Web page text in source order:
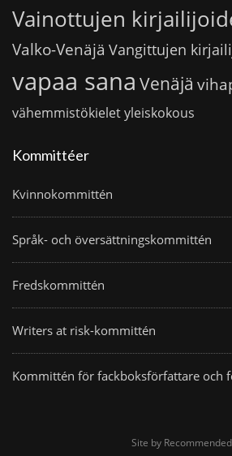
Vainottujen
Valko-Venäjä Vangittujen
vapaa sana Venäjä
vähemmistökieletyleiskokous
Kommittéer
Kvinnokommittén
Språk- och översättningskommittén
Fredskommittén
Writers at risk-kommittén
Kommittén för fackboksförfattare och
Site by Recommended